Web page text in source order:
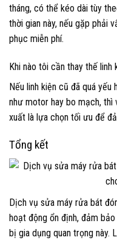
tháng, có thể kéo dài tùy
thời gian này, nếu gặp phải
phục miễn phí.
Khi nào tôi cần thay thế
Nếu linh kiện cũ đã quá
như motor hay bo mạch, thì
xuất là lựa chọn tối ưu để
Tổng kết
Dịch vụ sửa máy rửa bát
hoạt động ổn định, đảm
bị gia dụng quan trọng này.